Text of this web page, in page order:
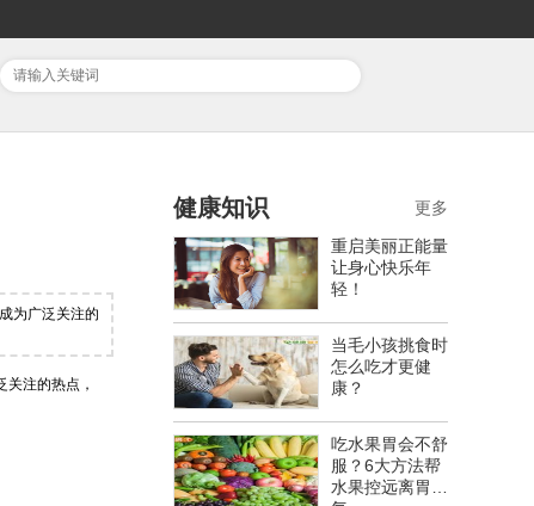
为广泛关注的
注的热点，
健康知识
重启美丽正能量
让身心快乐年
轻！
当毛小孩挑食时
怎么吃才更健
康？
吃水果胃会不舒
服？6大方法帮
水果控远离胃胀
更多